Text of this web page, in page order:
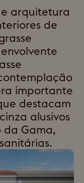
arquitetura
de
importante
destacam
alusivos
Gama,